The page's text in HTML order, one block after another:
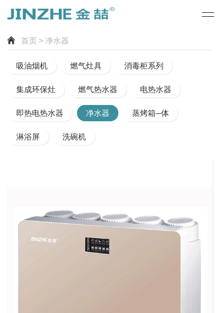
首页 > 净水器
吸油烟机 燃气灶具 消毒柜系列
集成环保灶 燃气热水器 电热水器
即热电热水器 净水器 蒸烤箱─体
淋浴屏 洗碗机